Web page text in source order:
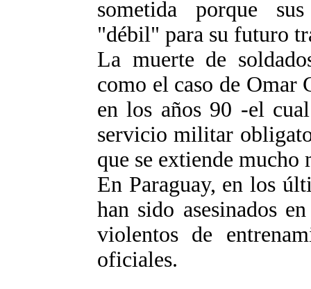
sometida porque
"débil" para su futuro
La muerte de
como el caso de Omar
en los años 90 -el
servicio militar
que se extiende mucho
En Paraguay, en los
han sido asesinados
violentos de
oficiales.